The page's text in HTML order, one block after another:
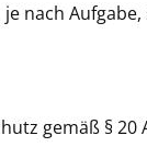
nach
gemäß § 20